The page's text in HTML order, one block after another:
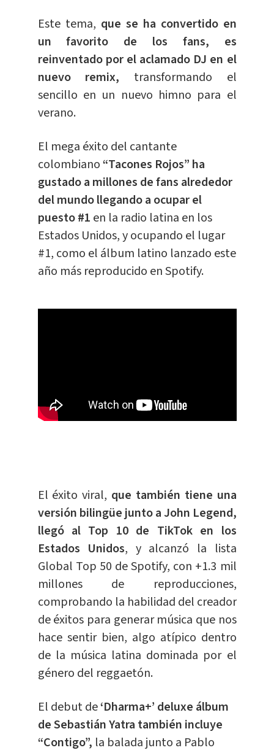
Este tema, que se ha convertido en
un favorito de los fans, es
reinventado por el aclamado DJ en el
nuevo remix, transformando el
sencillo en un nuevo himno para el
verano.
El mega éxito del cantante
colombiano“Tacones Rojos” ha
gustado a millones de fans alrededor
del mundo llegando a ocupar el
puesto #1 en la radio latina en los
Estados Unidos, y ocupando el lugar
#1, como el álbum latino lanzado este
año más reproducido en Spotify.
El éxito viral, que también tiene una
versión bilingüe junto a John Legend,
llegó al Top 10 de TikTok en los
Estados Unidos, y alcanzó la lista
Global Top 50 de Spotify, con +1.3 mil
millones de reproducciones,
comprobando la habilidad del creador
de éxitos para generar música que nos
hace sentir bien, algo atípico dentro
de la música latina dominada por el
género del reggaetón.
El debut de‘Dharma+’ deluxe álbum
de Sebastián Yatra también incluye
“Contigo”, la balada junto a Pablo